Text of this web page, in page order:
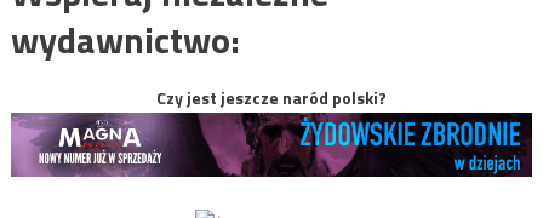
wydawnictwo:
Czy jest jeszcze naród polski?